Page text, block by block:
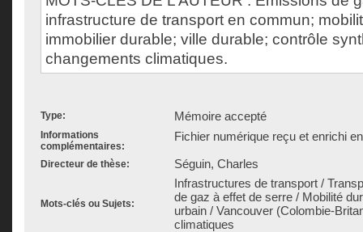
infrastructure de transport en commun;
immobilier durable; ville durable; contrôle
changements climatiques.
Type: Mémoire accepté
Informations
complémentaires:
Fichier numérique reçu et enrichi
Directeur de thèse: Séguin, Charles
Mots-clés ou Sujets:
Infrastructures de transport /
de gaz à effet de serre / Mobilité
urbain / Vancouver (Colombie-
climatiques